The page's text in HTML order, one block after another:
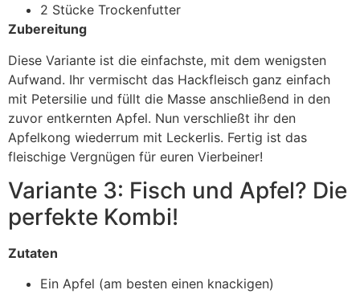
2 Stücke Trockenfutter
Zubereitung
Diese Variante ist die einfachste, mit dem wenigsten
Aufwand. Ihr vermischt das Hackfleisch ganz einfach
mit Petersilie und füllt die Masse anschließend in den
zuvor entkernten Apfel. Nun verschließt ihr den
Apfelkong wiederrum mit Leckerlis. Fertig ist das
fleischige Vergnügen für euren Vierbeiner!
Variante 3: Fisch und Apfel? Die
perfekte Kombi!
Zutaten
Ein Apfel (am besten einen knackigen)